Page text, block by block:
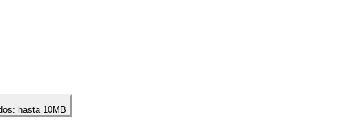
hasta 10MB